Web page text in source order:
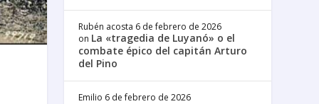
Rubén acosta 6 de febrero de 2026
on La «tragedia de Luyanó» o el
combate épico del capitán Arturo
del Pino
Emilio 6 de febrero de 2026